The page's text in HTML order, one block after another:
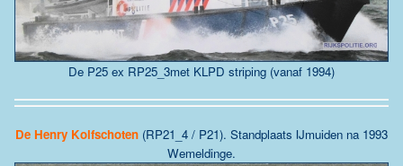
De P25 ex RP25_3met KLPD striping (vanaf 1994)
De Henry Kolfschoten (RP21_4 / P21). Standplaats IJmuiden na 1993
Wemeldinge.